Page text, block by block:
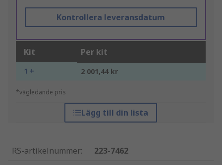
Kontrollera leveransdatum
Kit Per kit
1 + 2 001,44 kr
*vägledande pris
Lägg till din lista
RS-artikelnummer:
223-7462